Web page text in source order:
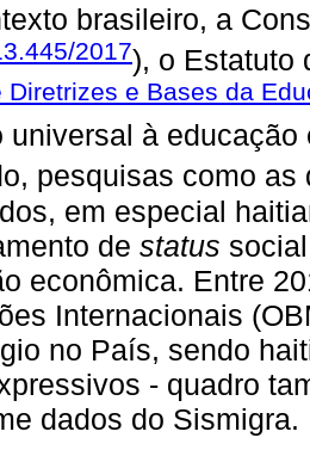
brasileiro, a
2017), o Estatuto
Diretrizes e Bases da
universal à
pesquisas como
em especial
de status
econômica. Entre
Internacionais
no País, sendo
- quadro
dados do Sismigra.